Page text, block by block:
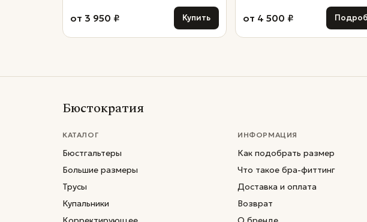
от 3 950 ₽ Купить от 4 500 ₽
Бюстократия
КАТАЛОГ
Бюстгальтеры
Большие размеры
Трусы
Купальники
ИНФОРМАЦИЯ
Как подобрать размер
Что такое бра-фиттинг
Доставка и оплата
Возврат